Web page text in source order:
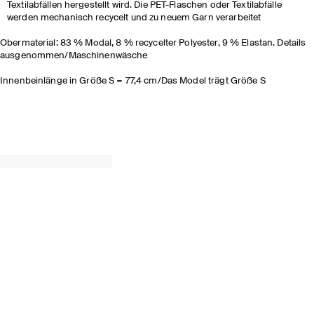
Textilabfällen hergestellt wird. Die PET-Flaschen oder Textilabfälle
werden mechanisch recycelt und zu neuem Garn verarbeitet
Obermaterial: 83 % Modal, 8 % recycelter Polyester, 9 % Elastan. Details
ausgenommen/Maschinenwäsche
Innenbeinlänge in Größe S = 77,4 cm/Das Model trägt Größe S